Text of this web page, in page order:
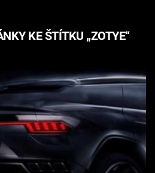
KE ŠTÍTKU „ZOTYE“